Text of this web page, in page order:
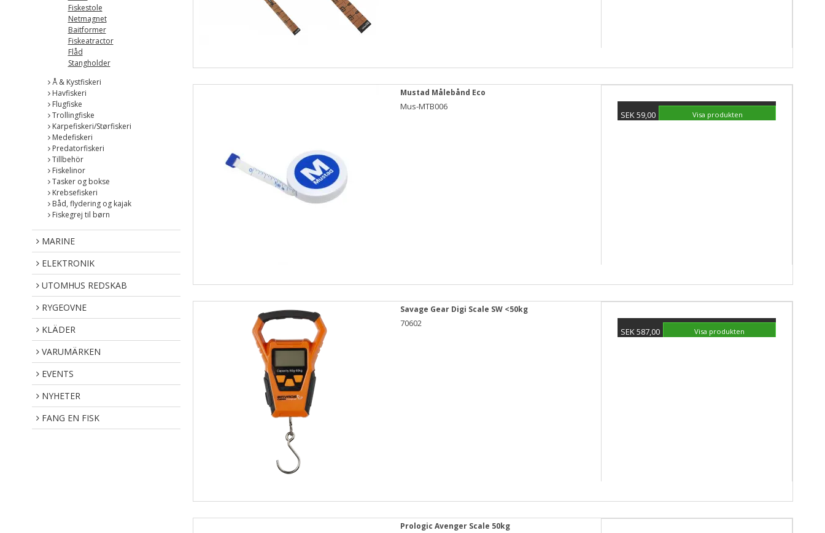
Fiskestole
Netmagnet
Baitformer
Fiskeatractor
Flåd
Stangholder
Å & Kystfiskeri
Havfiskeri
Flugfiske
Trollingfiske
Karpefiskeri/Størfiskeri
Medefiskeri
Predatorfiskeri
Tillbehör
Fiskelinor
Tasker og bokse
Krebsefiskeri
Båd, flydering og kajak
Fiskegrej til børn
MARINE
ELEKTRONIK
UTOMHUS REDSKAB
RYGEOVNE
KLÄDER
VARUMÄRKEN
EVENTS
NYHETER
FANG EN FISK
Mustad Målebånd Eco
Mus-MTB006
SEK 59,00 Visa produkten
Savage Gear Digi Scale SW <50kg
70602
SEK 587,00 Visa produkten
Prologic Avenger Scale 50kg